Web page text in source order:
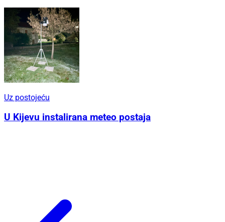
Uz postojeću
U Kijevu instalirana meteo postaja